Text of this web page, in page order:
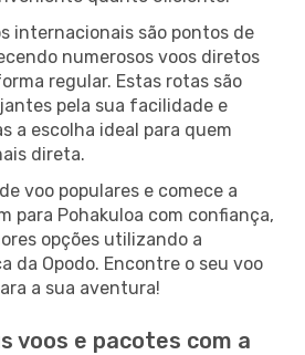
internacionais são pontos de
numerosos voos diretos
regular. Estas rotas são
pela sua facilidade e
a escolha ideal para quem
direta.
voo populares e comece a
para Pohakuloa com confiança,
opções utilizando a
da Opodo. Encontre o seu voo
a sua aventura!
voos e pacotes com a